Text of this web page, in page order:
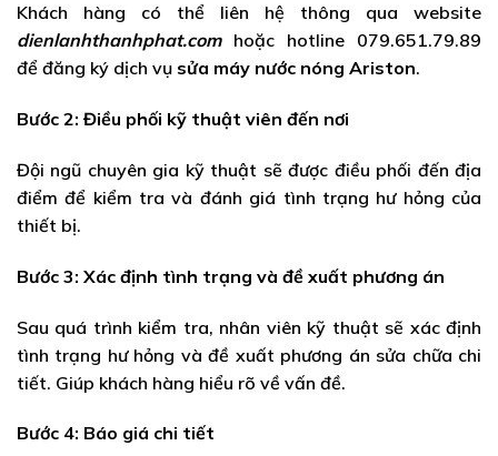
Khách hàng có thể liên hệ thông qua website
dienlanhthanhphat.com hoặc hotline 079.651.79.89
để đăng ký dịch vụ sửa máy nước nóng Ariston.
Bước 2: Điều phối kỹ thuật viên đến nơi
Đội ngũ chuyên gia kỹ thuật sẽ được điều phối đến địa
điểm để kiểm tra và đánh giá tình trạng hư hỏng của
thiết bị.
Bước 3: Xác định tình trạng và đề xuất phương án
Sau quá trình kiểm tra, nhân viên kỹ thuật sẽ xác định
tình trạng hư hỏng và đề xuất phương án sửa chữa chi
tiết. Giúp khách hàng hiểu rõ về vấn đề.
Bước 4: Báo giá chi tiết